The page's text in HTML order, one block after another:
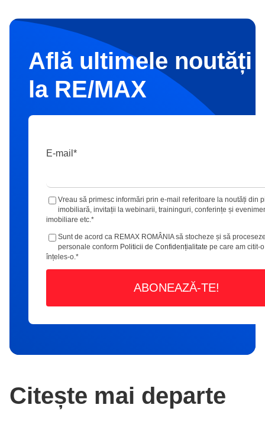
Află ultimele noutăți
la RE/MAX
E-mail *
Vreau să primesc informări prin e-mail referitoare la noutăți din
imobiliară, invitații la webinarii, traininguri, conferințe și
imobiliare etc.*
Sunt de acord ca REMAX ROMÂNIA să stocheze și să
personale conform Politicii de Confidențialitate pe care am citit-
înțeles-o.*
Citește mai departe